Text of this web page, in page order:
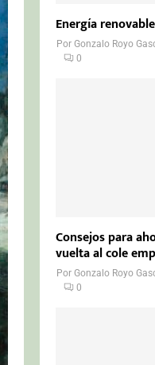
Energía
PorGonzalo Royo
0
Consejos para
vuelta al cole
PorGonzalo Royo
0